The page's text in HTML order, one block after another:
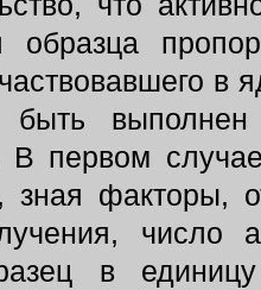
образца
в
выполнен
В первом
зная факторы,
число
в